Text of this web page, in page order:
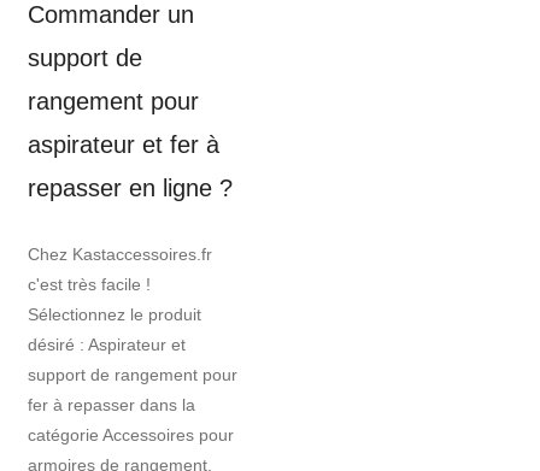
Commander un
support de
rangement pour
aspirateur et fer à
repasser en ligne ?
Chez Kastaccessoires.fr
c'est très facile !
Sélectionnez le produit
désiré : Aspirateur et
support de rangement pour
fer à repasser dans la
catégorie Accessoires pour
armoires de rangement,